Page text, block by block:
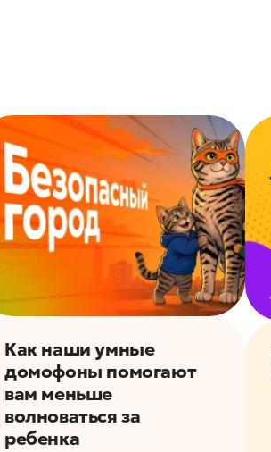
Как наши умные
домофоны помогают
вам меньше
волноваться за
ребенка